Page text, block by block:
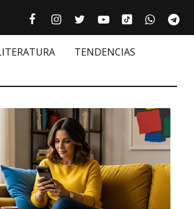
 Facebook culturizando.com |
 Instagram
 Twitter
 Youtube
Tiktok
 
TENDENCIAS